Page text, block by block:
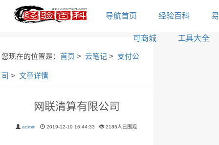
导航首页 经验百科 易
可商城 工具大全
您现在的位置是：首页 >云笔记 > 支付公
司 >文章详情
网联清算有限公司
admin 2019-12-19 16:44:33 2185人已围观